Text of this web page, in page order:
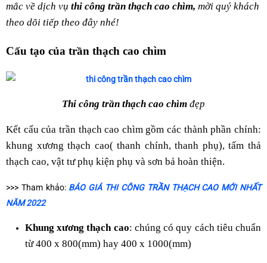
Lưu ý khi thi công trần thạch cao chìm
mắc về dịch vụ thi công trần thạch cao chìm, mời quý khách
theo dõi tiếp theo đây nhé!
Cấu tạo của trần thạch cao chìm
Thi công trần thạch cao chìm đẹp
Kết cấu của trần thạch cao chìm gồm các thành phần chính:
khung xương thạch cao( thanh chính, thanh phụ), tấm thả
thạch cao, vật tư phụ kiện phụ và sơn bả hoàn thiện.
>>> Tham khảo: BÁO GIÁ THI CÔNG TRẦN THẠCH CAO MỚI NHẤT
NĂM 2022
Khung xương thạch cao: chúng có quy cách tiêu chuẩn
từ 400 x 800(mm) hay 400 x 1000(mm)